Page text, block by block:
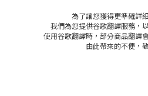
為了讓您獲得更準確詳
我們為您提供谷歌翻譯服務，
使用谷歌翻譯時，部分商品翻譯
由此帶來的不便，